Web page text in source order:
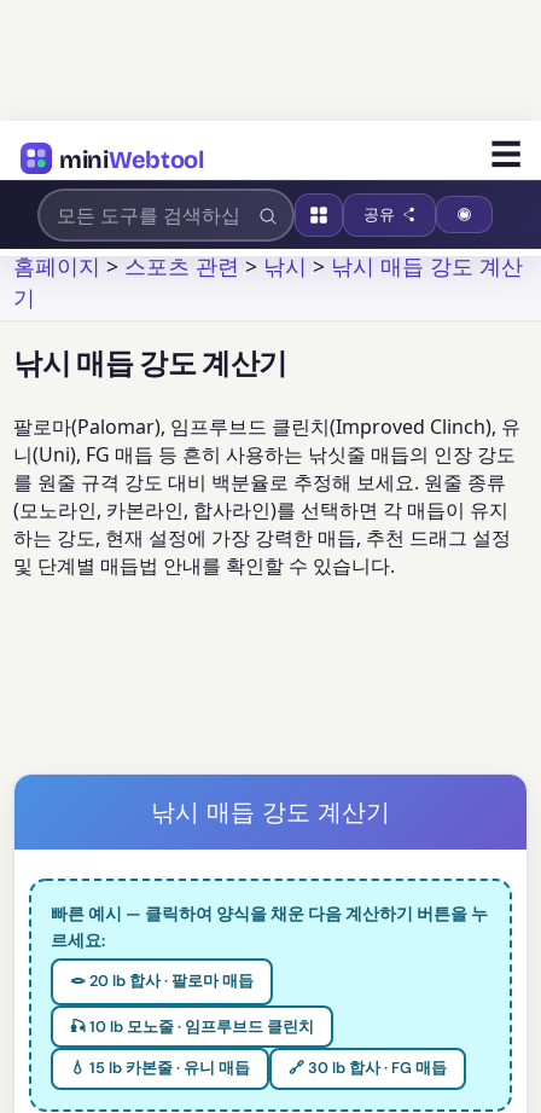
miniWebtool ☰
공유
홈페이지>스포츠 관련>낚시>낚시 매듭 강도 계산
기
낚시 매듭 강도 계산기
팔로마(Palomar), 임프루브드 클린치(Improved Clinch), 유
니(Uni), FG 매듭 등 흔히 사용하는 낚싯줄 매듭의 인장 강도
를 원줄 규격 강도 대비 백분율로 추정해 보세요. 원줄 종류
(모노라인, 카본라인, 합사라인)를 선택하면 각 매듭이 유지
하는 강도, 현재 설정에 가장 강력한 매듭, 추천 드래그 설정
및 단계별 매듭법 안내를 확인할 수 있습니다.
낚시 매듭 강도 계산기
빠른 예시 — 클릭하여 양식을 채운 다음 계산하기 버튼을 누
르세요:
🪢 20 lb 합사 · 팔로마 매듭
🎣 10 lb 모노줄 · 임프루브드 클린치
💧 15 lb 카본줄 · 유니 매듭 🔗 30 lb 합사 · FG 매듭